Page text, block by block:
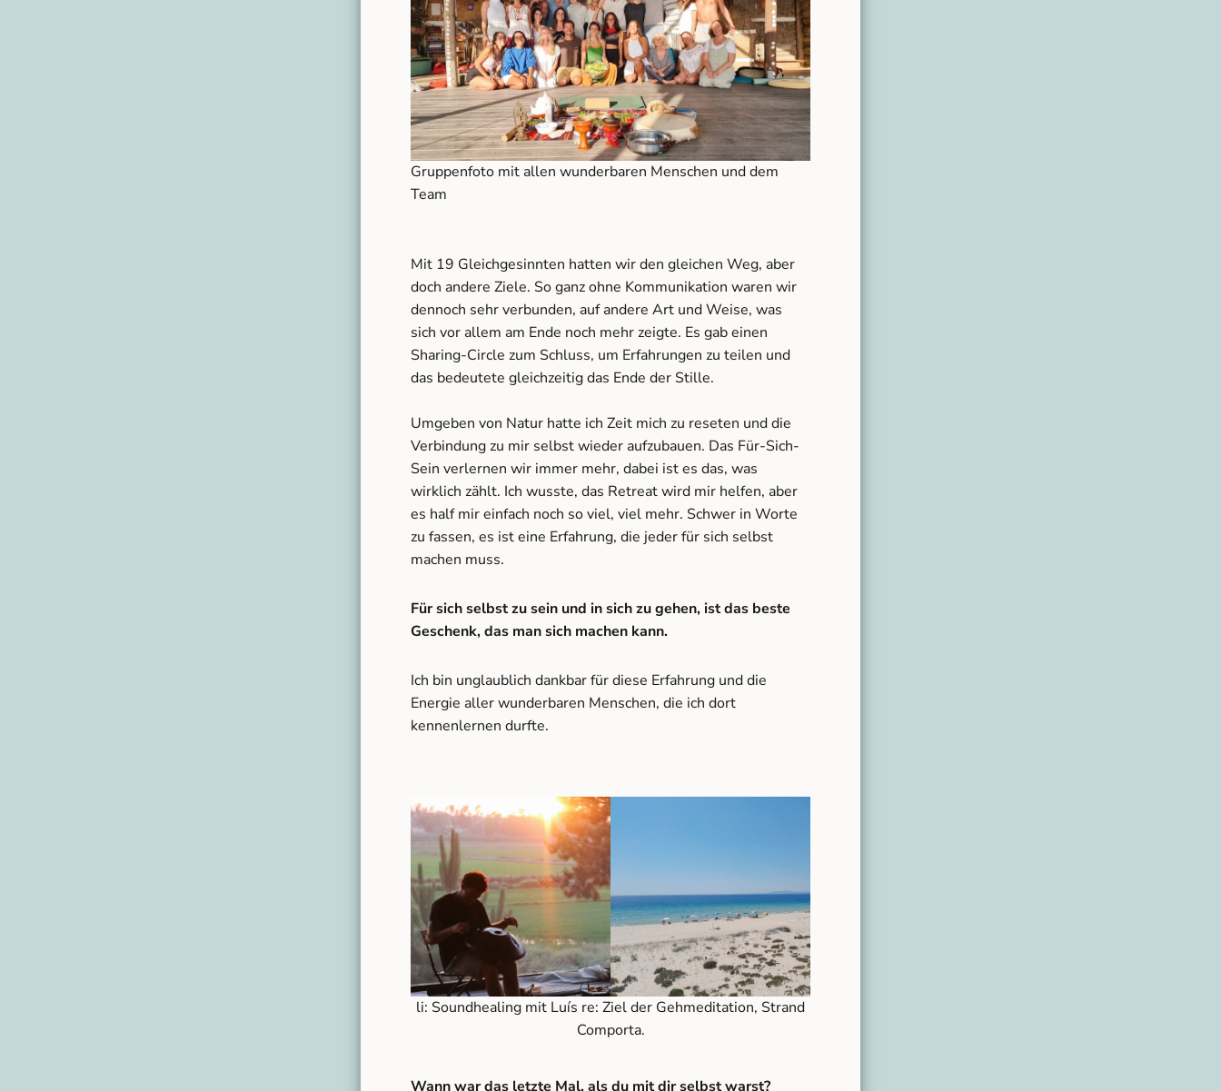
Gruppenfoto mit allen wunderbaren Menschen und dem
Team
Mit 19 Gleichgesinnten hatten wir den gleichen Weg, aber
doch andere Ziele. So ganz ohne Kommunikation waren wir
dennoch sehr verbunden, auf andere Art und Weise, was
sich vor allem am Ende noch mehr zeigte. Es gab einen
Sharing-Circle zum Schluss, um Erfahrungen zu teilen und
das bedeutete gleichzeitig das Ende der Stille.
Umgeben von Natur hatte ich Zeit mich zu reseten und die
Verbindung zu mir selbst wieder aufzubauen. Das Für-Sich-
Sein verlernen wir immer mehr, dabei ist es das, was
wirklich zählt. Ich wusste, das Retreat wird mir helfen, aber
es half mir einfach noch so viel, viel mehr. Schwer in Worte
zu fassen, es ist eine Erfahrung, die jeder für sich selbst
machen muss.
Für sich selbst zu sein und in sich zu gehen, ist das beste
Geschenk, das man sich machen kann.
Ich bin unglaublich dankbar für diese Erfahrung und die
Energie aller wunderbaren Menschen, die ich dort
kennenlernen durfte.
li: Soundhealing mit Luís re: Ziel der Gehmeditation, Strand
Comporta.
Wann war das letzte Mal, als du mit dir selbst warst?